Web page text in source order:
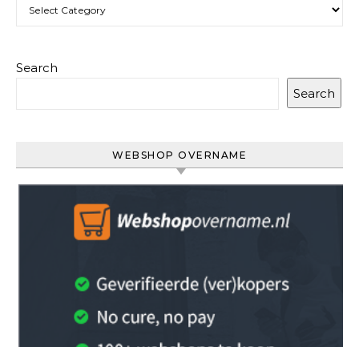
Search
Search
WEBSHOP OVERNAME